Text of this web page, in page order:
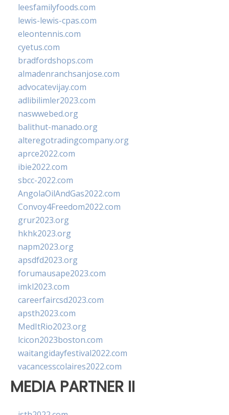
leesfamilyfoods.com
lewis-lewis-cpas.com
eleontennis.com
cyetus.com
bradfordshops.com
almadenranchsanjose.com
advocatevijay.com
adlibilimler2023.com
naswwebed.org
balithut-manado.org
alteregotradingcompany.org
aprce2022.com
ibie2022.com
sbcc-2022.com
AngolaOilAndGas2022.com
Convoy4Freedom2022.com
grur2023.org
hkhk2023.org
napm2023.org
apsdfd2023.org
forumausape2023.com
imkl2023.com
careerfaircsd2023.com
apsth2023.com
MedItRio2023.org
lcicon2023boston.com
waitangidayfestival2022.com
vacancesscolaires2022.com
MEDIA PARTNER II